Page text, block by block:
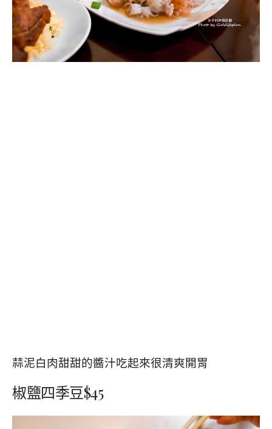
蒜泥白肉甜甜的醬汁吃起來很清爽開胃
椒鹽四季豆$45